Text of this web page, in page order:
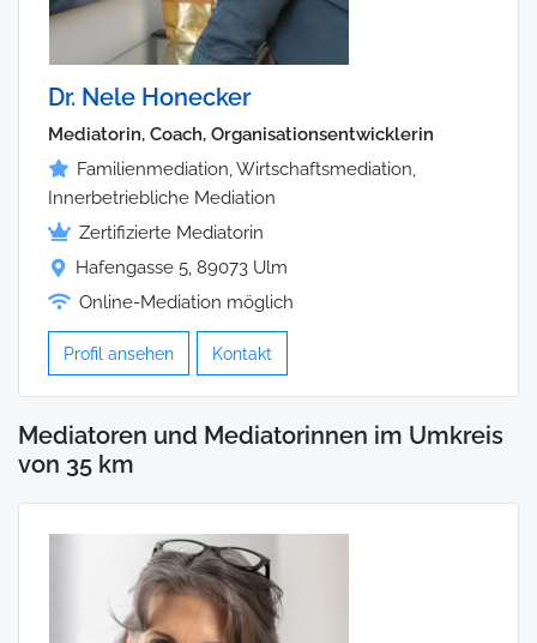
Dr. Nele Honecker
Mediatorin, Coach, Organisationsentwicklerin
Familienmediation, Wirtschaftsmediation,
Innerbetriebliche Mediation
Zertifizierte Mediatorin
Hafengasse 5, 89073 Ulm
Online-Mediation möglich
Profil ansehen Kontakt
Mediatoren und Mediatorinnen im Umkreis
von 35 km